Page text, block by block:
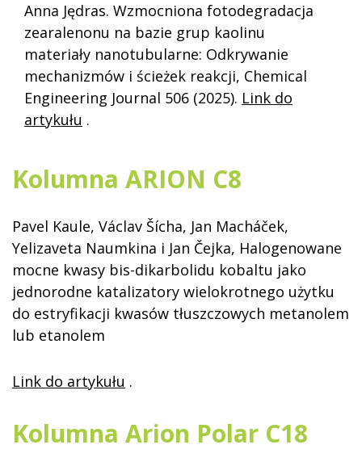
Anna Jędras. Wzmocniona fotodegradacja
zearalenonu na bazie grup kaolinu
materiały nanotubularne: Odkrywanie
mechanizmów i ścieżek reakcji, Chemical
Engineering Journal 506 (2025). Link do
artykułu .
Kolumna ARION C8
Pavel Kaule, Václav Šícha, Jan Macháček,
Yelizaveta Naumkina i Jan Čejka, Halogenowane
mocne kwasy bis-dikarbolidu kobaltu jako
jednorodne katalizatory wielokrotnego użytku
do estryfikacji kwasów tłuszczowych metanolem
lub etanolem
Link do artykułu .
Kolumna Arion Polar C18